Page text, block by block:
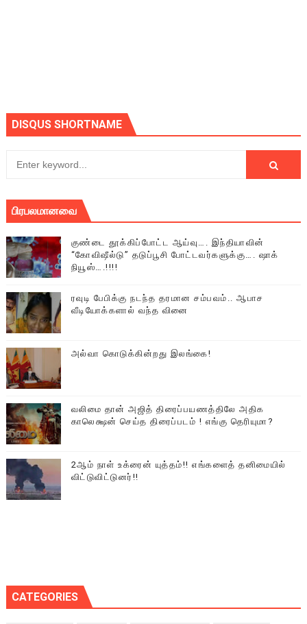
DISQUS SHORTNAME
பிரபலமானவை
குண்டை தூக்கிப்போட்ட ஆய்வு…. இந்தியாவின்
“கோவிஷீல்டு” தடுப்பூசி போட்டவர்களுக்கு…. ஷாக்
நியூஸ்….!!!!
ரவுடி பேபிக்கு நடந்த தரமான சம்பவம்.. ஆபாச
வீடியோக்களால் வந்த வினை
அல்வா கொடுக்கின்றது இலங்கை!
வலிமை தான் அஜித் திரைப்பயணத்திலே அதிக
காலெக்ஷன் செய்த திரைப்படம் ! எங்கு தெரியுமா?
2ஆம் நாள் உக்ரைன் யுத்தம்!! எங்களைத் தனிமையில்
விட்டுவிட்டுனர்!!
CATEGORIES